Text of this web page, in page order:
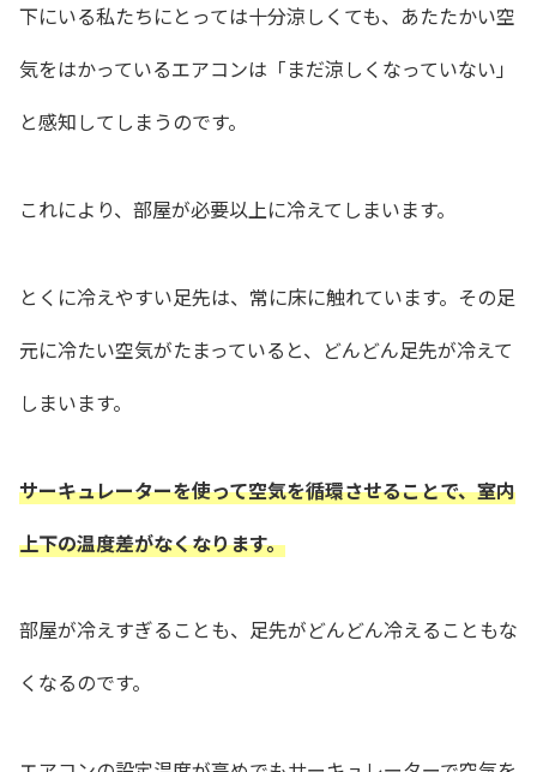
下にいる私たちにとっては十分涼しくても、あたたかい空
気をはかっているエアコンは「まだ涼しくなっていない」
と感知してしまうのです。
これにより、部屋が必要以上に冷えてしまいます。
とくに冷えやすい足先は、常に床に触れています。その足
元に冷たい空気がたまっていると、どんどん足先が冷えて
しまいます。
サーキュレーターを使って空気を循環させることで、室内
上下の温度差がなくなります。
部屋が冷えすぎることも、足先がどんどん冷えることもな
くなるのです。